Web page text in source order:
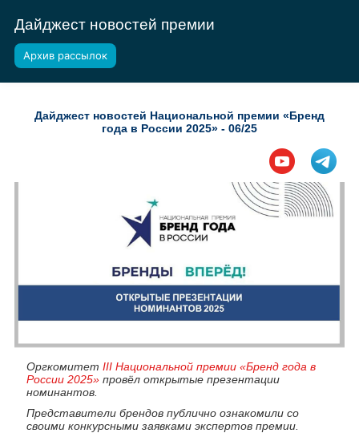
Дайджест новостей премии
Архив рассылок
Дайджест новостей Национальной премии «Бренд
года в России 2025» - 06/25
Оргкомитет III Национальной премии «Бренд года в
России 2025» провёл открытые презентации
номинантов.
Представители брендов публично ознакомили со
своими конкурсными заявками экспертов премии.